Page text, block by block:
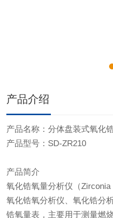
产品介绍
产品名称：分体盘装式氧化
产品型号：SD-ZR210
产品简介
氧化锆氧量分析仪（
氧化锆氧分析仪、氧化锆分
锆氧量表，主要用于测量燃